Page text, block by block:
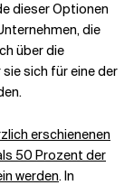
dieser Optionen
die
über die
sich für eine der
erschienenen
50 Prozent der
werden. In